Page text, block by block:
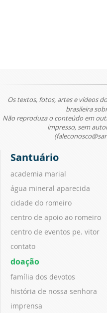
Os textos, fotos, artes e vídeos
brasileira
Não reproduza o conteúdo em
impresso, sem
Santuário
academia marial
água mineral aparecida
cidade do romeiro
centro de apoio ao romeiro
centro de eventos pe. vitor
contato
doação
família dos devotos
história de nossa senhora
imprensa